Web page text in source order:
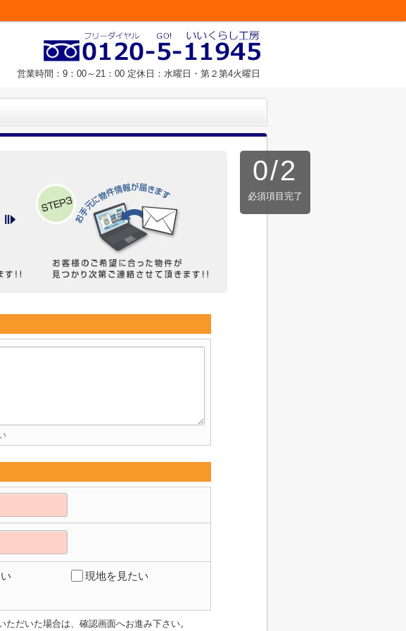
営業時間：9：00～21：00 定休日：水曜日・第２第4火曜日
0/2
必須項目完了
現地を見たい
だいた場合は、確認画面へお進み下さい。